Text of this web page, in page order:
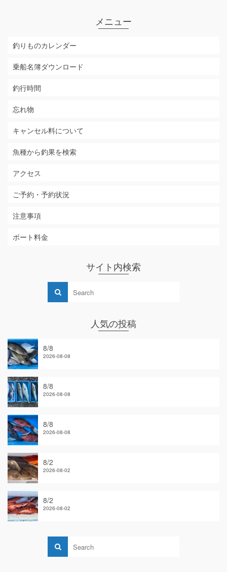
メニュー
釣りものカレンダー
乗船名簿ダウンロード
釣行時間
忘れ物
キャンセル料について
魚種から釣果を検索
アクセス
ご予約・予約状況
注意事項
ボート料金
サイト内検索
人気の投稿
8/8
2026-08-08
8/8
2026-08-08
8/8
2026-08-08
8/2
2026-08-02
8/2
2026-08-02